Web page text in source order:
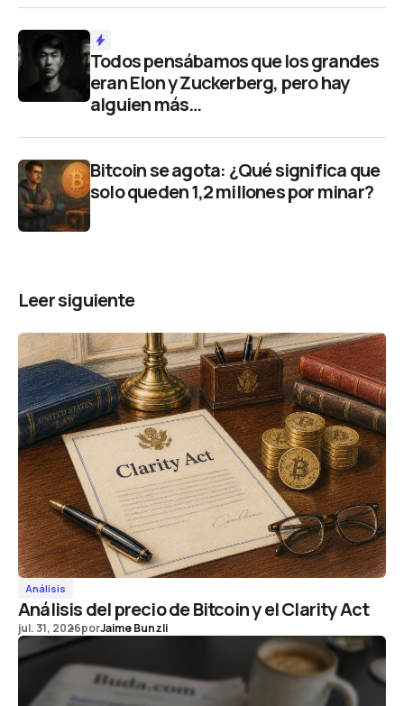
Todos pensábamos que los grandes
eran Elon y Zuckerberg, pero hay
alguien más…
Bitcoin se agota: ¿Qué significa que
solo queden 1,2 millones por minar?
Leer siguiente
Análisis
Análisis del precio de Bitcoin y el Clarity Act
jul. 31, 2026porJaime Bunzli